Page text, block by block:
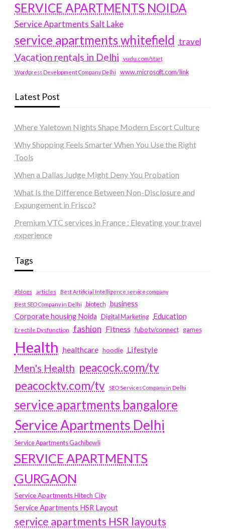
SERVICE APARTMENTS NOIDA
Service Apartments Salt Lake
service apartments whitefield travel
Vacation rentals in Delhi vudu.com/start
Wordpress Development Company Delhi www.microsoft.com/link
Latest Post
Where Yaletown Nights Shape Modern Escort Culture
Why Shopping Feels Smarter When You Use the Right
Tools
When a Dallas Judge Might Deny You Probation
What Is the Difference Between Non-Disclosure and
Expungement in Frisco?
Premium VTC services in France : Elevating your travel
experience
Tags
#blogs articles
Best Artificial Intelligence service company
Best SEO Company in Delhi
biotech business
Corporate housing Noida
Digital Marketing Education
Erectile Dysfunction fashion Fitness fubotv/connect games
Health healthcare hoodie Lifestyle
Men's Health peacock.com/tv
peacocktv.com/tv
SEO Services Company in Delhi
service apartments bangalore
Service Apartments Delhi
Service Apartments Gachibowli
SERVICE APARTMENTS
GURGAON
Service Apartments Hitech City
Service Apartments HSR Layout
service apartments HSR layouts